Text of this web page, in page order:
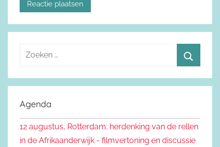
e
e
n
o
e
n
Agenda
12 augustus, Rotterdam: herdenking van de rellen
in de Afrikaanderwijk - filmvertoning en discussie